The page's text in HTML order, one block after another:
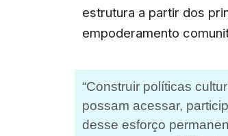
estrutura a partir dos
empoderamento
“Construir políticas
possam acessar,
desse esforço